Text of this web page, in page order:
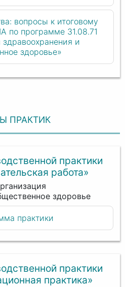
вопросы к итоговому
по программе 31.08.71
и
здоровье»
ПРАКТИК
практики
работа»
здоровье
практики
практики
практика»